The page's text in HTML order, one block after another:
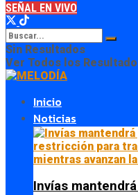
SEÑAL EN VIVO
Sin Resultados
Ver Todos los
Inicio
Noticias
Invías